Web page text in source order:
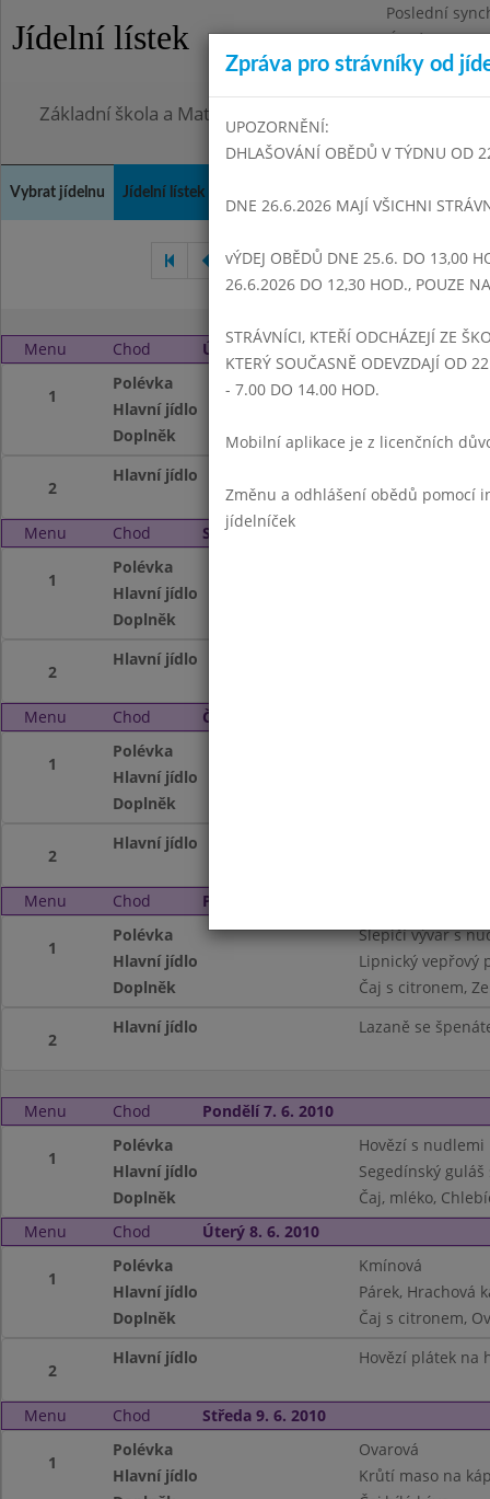
Jídelní lístek
Poslední
Úterý
Omezení
Základní škola a Mateřská škola Dr. Edvarda Beneše,
Vybrat jídelnu Jídelní lístek
Duben 2010 Květen 2010
Menu Chod Úterý 1. 6. 2010
1
Polévka
Frankfurtská
Hlavní jídlo
Doplněk
Čaj,mléko
2
Hlavní jídlo
Menu Chod Středa 2. 6. 2010
1
Polévka
Hlavní jídlo
Doplněk
2
Hlavní jídlo
Menu Chod Čtvrtek 3. 6. 2010
1
Polévka
Hlavní jídlo
Doplněk
2
Hlavní jídlo
Menu Chod Pátek 4. 6. 2010
1
Polévka
Slepičí vývar s
Hlavní jídlo
Lipnický vepřový
Doplněk
Čaj s citronem,
2
Hlavní jídlo Lazaně se
Menu Chod Pondělí 7. 6. 2010
1
Polévka
Hovězí s nudlemi
Hlavní jídlo
Segedínský
Doplněk
Čaj, mléko,
Menu
Chod Úterý 8. 6. 2010
1
Polévka
Kmínová
Hlavní jídlo
Párek, Hrachová
Doplněk
Čaj s citronem,
2
Hlavní jídlo Hovězí plátek na
Menu Chod Středa 9. 6. 2010
1
Polévka
Ovarová
Hlavní jídlo
Krůtí maso na
Zpráva pro strávníky od
UPOZORNĚNÍ:
DHLAŠOVÁNÍ OBĚDŮ V TÝDNU OD
DNE 26.6.2026 MAJÍ VŠICHNI
vÝDEJ OBĚDŮ DNE 25.6. DO 13,00
26.6.2026 DO 12,30 HOD., POUZE
STRÁVNÍCI, KTEŘÍ ODCHÁZEJÍ ZE
KTERÝ SOUČASNĚ ODEVZDAJÍ OD
- 7.00 DO 14.00 HOD.
Mobilní aplikace je z licenčních
Změnu a odhlášení obědů pomocí
jídelníček